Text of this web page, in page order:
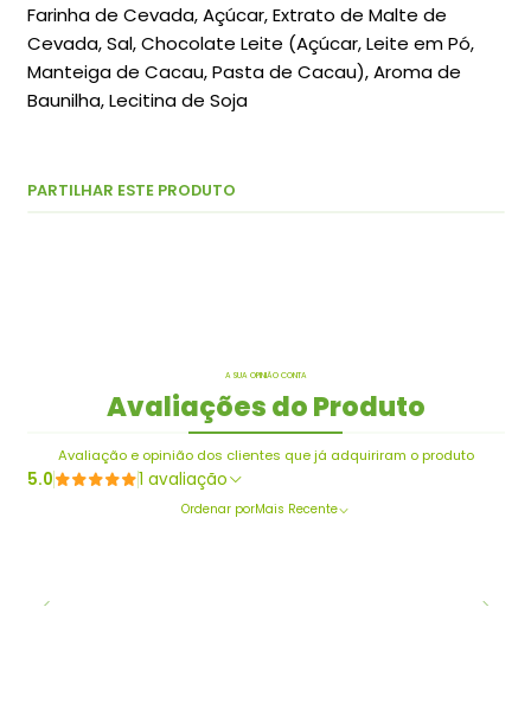
Farinha de Cevada, Açúcar, Extrato de Malte de
Cevada, Sal, Chocolate Leite (Açúcar, Leite em Pó,
Manteiga de Cacau, Pasta de Cacau), Aroma de
Baunilha, Lecitina de Soja
PARTILHAR ESTE PRODUTO
A SUA OPINIÃO CONTA
Avaliações do Produto
Avaliação e opinião dos clientes que já adquiriram o produto
5.0 1 avaliação
Ordenar porMais Recente